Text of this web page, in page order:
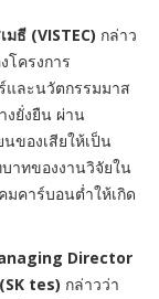
มธี (VISTEC) กล่าว
โครงการ
และนวัตกรรมมาส
งยั่งยืน ผ่าน
นของเสียให้เป็น
าทของงานวิจัยใน
มคาร์บอนต่ำให้เกิด
Director
tes) กล่าวว่า